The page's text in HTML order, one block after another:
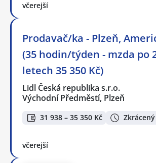
včerejší
Prodavač/ka - Plzeň,
(35 hodin/týden - mzda po
letech 35 350 Kč)
Lidl Česká republika s.r.o.
Východní Předměstí, Plzeň
31 938 – 35 350 Kč
včerejší